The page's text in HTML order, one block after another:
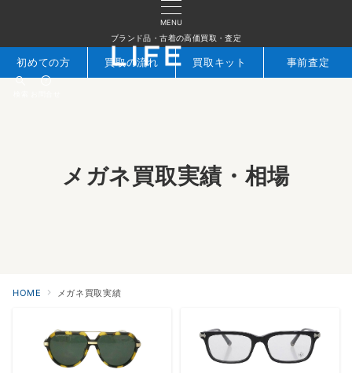
MENU
ブランド品・古着の高価買取・査定
初めての方 買取の流れ 買取キット 事前査定
メガネ買取実績・相場
HOME メガネ買取実績